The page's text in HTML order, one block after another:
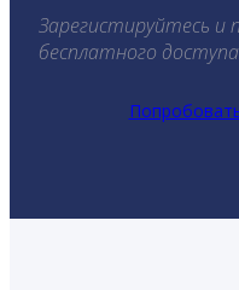
Зарегистируйтесь и
бесплатного